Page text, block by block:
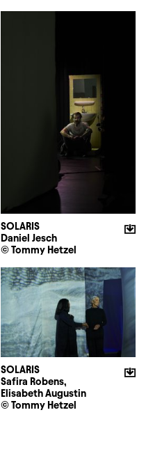
SOLARIS
Daniel Jesch
© Tommy Hetzel
SOLARIS
Safira Robens,
Elisabeth Augustin
© Tommy Hetzel